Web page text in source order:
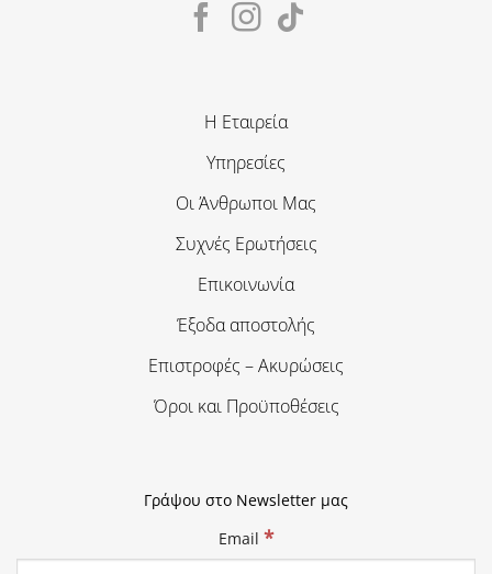
Η Εταιρεία
Υπηρεσίες
Οι Άνθρωποι Μας
Συχνές Ερωτήσεις
Επικοινωνία
Έξοδα αποστολής
Επιστροφές – Ακυρώσεις
Όροι και Προϋποθέσεις
Γράψου στο Newsletter μας
Email *